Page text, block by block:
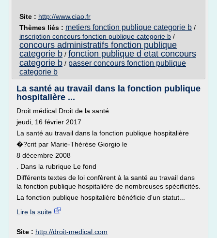
Site : http://www.ciao.fr
Thèmes liés : metiers fonction publique categorie b /
inscription concours fonction publique categorie b /
concours administratifs fonction publique
categorie b / fonction publique d etat concours
categorie b / passer concours fonction publique
categorie b
La santé au travail dans la fonction publique
hospitalière ...
Droit médical Droit de la santé
jeudi, 16 février 2017
La santé au travail dans la fonction publique hospitalière
�?crit par Marie-Thérèse Giorgio le
8 décembre 2008
. Dans la rubrique Le fond
Différents textes de loi confèrent à la santé au travail dans
la fonction publique hospitalière de nombreuses spécificités.
La fonction publique hospitalière bénéficie d'un statut...
Lire la suite
Site : http://droit-medical.com